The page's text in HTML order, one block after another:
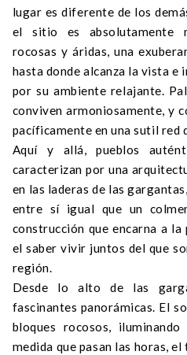
lugar es diferente de los
el sitio es absolutamente
rocosas y áridas, una
hasta donde alcanza la vista e
por su ambiente relajante.
conviven armoniosamente, y
pacíficamente en una sutil red
Aquí y allá, pueblos
caracterizan por una
en las laderas de las
entre sí igual que un
construcción que encarna a
el saber vivir juntos del que
región.
Desde lo alto de las
fascinantes panorámicas. El
bloques rocosos,
medida que pasan las horas,